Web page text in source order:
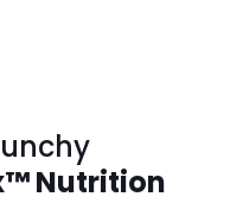
Nutrition